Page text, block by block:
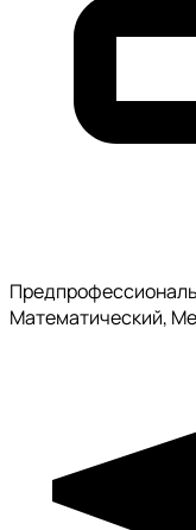
Математический,